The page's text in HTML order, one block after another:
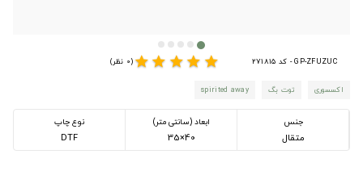
GP-ZFUZUC - کد 271815 star
star
star
star
star(0 نظر)
اکسسوری توت بگ spirited away
جنس
متقال
ابعاد (سانتی متر)
40×35
نوع چاپ
DTF